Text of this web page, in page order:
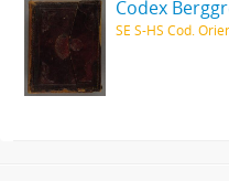
SE S-HS Cod.